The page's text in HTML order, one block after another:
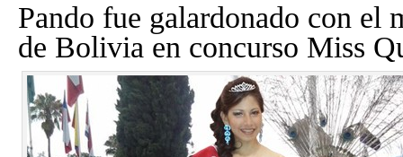
Pando fue galardonado con el
de Bolivia en concurso Miss